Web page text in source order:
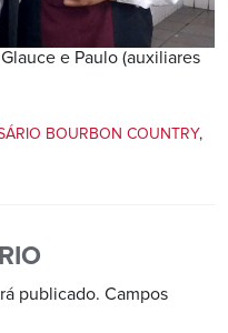
e Paulo (auxiliares
BOURBON COUNTRY,
publicado. Campos